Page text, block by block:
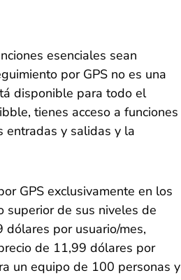
esenciales sean
por GPS no es una
disponible para todo el
tienes acceso a funciones
entradas y salidas y la
GPS exclusivamente en los
superior de sus niveles de
por usuario/mes,
de 11,99 dólares por
un equipo de 100 personas y